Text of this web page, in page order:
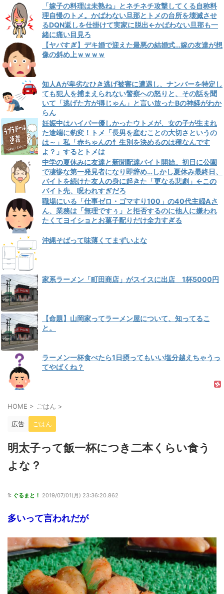
「嫁子の料理は未熟ね」とネチネチ攻撃してくる自称料
理自慢のトメ。かばわない旦那とトメの台所を壊滅させ
るDQN返しを仕掛けて実家に脱出←かばわない旦那も一
緒に痛い目見ろ
【ヤバすぎ】デキ婚で迎えた最悪の結婚式…嫁の友達が想
像の斜め上ｗｗｗｗ
知人Aが卑劣なひき逃げ被害に遭遇し、ナンバーを特定し
ても犯人を捕まえられない警察への怒りと、その話を聞
いて「逃げた方が得じゃん」と言い放ったBの神経がわか
らん
妊娠中はハイパー優しかったウトメが、女の子が生まれ
た途端に豹変！トメ「長男を産むことの大切さというの
は～」私「赤ちゃんの忄生別を決めるのは種なんです
よ？」するとトメは
中学の夏休みに友達と新聞配達バイト開始。初日に公園
で凄惨な第一発見者になり即辞め…しかし夏休み最終日、
バイトを続けた友人の身に起きた「更なる悲劇」←この
バイト先、呪われすぎだろ
職場にいる「仕事ゼロ・ゴマすり100」の40代主婦Aさ
ん、業務は「無理ですぅ」と拒否するのに他人に嫌われ
たくてヨイショとお菓子配りだけ全力すぎる
沖縄そばって味薄くてまずいよな
家系ラーメン「町田商店」がスイスに出店 1杯5000円
【命題】山岡家ってラーメン屋について、知ってるこ
と。
ラーメン一杯食べたら1日摂ってもいい塩分越えちゃうっ
てやばくね？
HOME > ごはん >
広告 ごはん
明太子って飯一杯につき二本くらい食う
よな？
1: ぐるまと！ 2019/07/01(月) 23:36:20.862
多いって言われだが